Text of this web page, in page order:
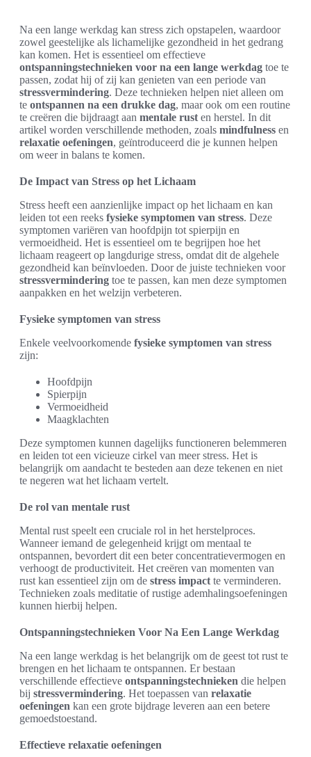
Na een lange werkdag kan stress zich opstapelen, waardoor
zowel geestelijke als lichamelijke gezondheid in het gedrang
kan komen. Het is essentieel om effectieve
ontspanningstechnieken voor na een lange werkdag toe te
passen, zodat hij of zij kan genieten van een periode van
stressvermindering. Deze technieken helpen niet alleen om
te ontspannen na een drukke dag, maar ook om een routine
te creëren die bijdraagt aan mentale rust en herstel. In dit
artikel worden verschillende methoden, zoals mindfulness en
relaxatie oefeningen, geïntroduceerd die je kunnen helpen
om weer in balans te komen.
De Impact van Stress op het Lichaam
Stress heeft een aanzienlijke impact op het lichaam en kan
leiden tot een reeks fysieke symptomen van stress. Deze
symptomen variëren van hoofdpijn tot spierpijn en
vermoeidheid. Het is essentieel om te begrijpen hoe het
lichaam reageert op langdurige stress, omdat dit de algehele
gezondheid kan beïnvloeden. Door de juiste technieken voor
stressvermindering toe te passen, kan men deze symptomen
aanpakken en het welzijn verbeteren.
Fysieke symptomen van stress
Enkele veelvoorkomende fysieke symptomen van stress
zijn:
Hoofdpijn
Spierpijn
Vermoeidheid
Maagklachten
Deze symptomen kunnen dagelijks functioneren belemmeren
en leiden tot een vicieuze cirkel van meer stress. Het is
belangrijk om aandacht te besteden aan deze tekenen en niet
te negeren wat het lichaam vertelt.
De rol van mentale rust
Mental rust speelt een cruciale rol in het herstelproces.
Wanneer iemand de gelegenheid krijgt om mentaal te
ontspannen, bevordert dit een beter concentratievermogen en
verhoogt de productiviteit. Het creëren van momenten van
rust kan essentieel zijn om de stress impact te verminderen.
Technieken zoals meditatie of rustige ademhalingsoefeningen
kunnen hierbij helpen.
Ontspanningstechnieken Voor Na Een Lange Werkdag
Na een lange werkdag is het belangrijk om de geest tot rust te
brengen en het lichaam te ontspannen. Er bestaan
verschillende effectieve ontspanningstechnieken die helpen
bij stressvermindering. Het toepassen van relaxatie
oefeningen kan een grote bijdrage leveren aan een betere
gemoedstoestand.
Effectieve relaxatie oefeningen